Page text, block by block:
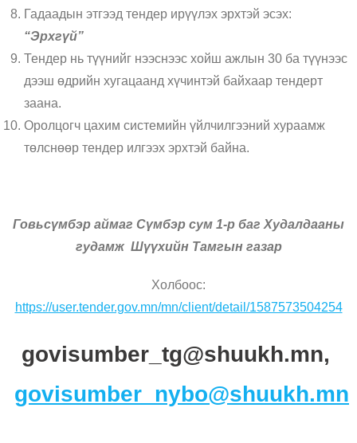
Гадаадын этгээд тендер ирүүлэх эрхтэй эсэх:
“Эрхгүй”
Тендер нь түүнийг нээснээс хойш ажлын 30 ба түүнээс
дээш өдрийн хугацаанд хүчинтэй байхаар тендерт
заана.
Оролцогч цахим системийн үйлчилгээний хураамж
төлснөөр тендер илгээх эрхтэй байна.
Говьсүмбэр аймаг Сүмбэр сум 1-р баг Худалдааны
гудамж Шүүхийн Тамгын газар
Холбоос:
https://user.tender.gov.mn/mn/client/detail/1587573504254
govisumber_tg@shuukh.mn,
govisumber_nybo@shuukh.mn